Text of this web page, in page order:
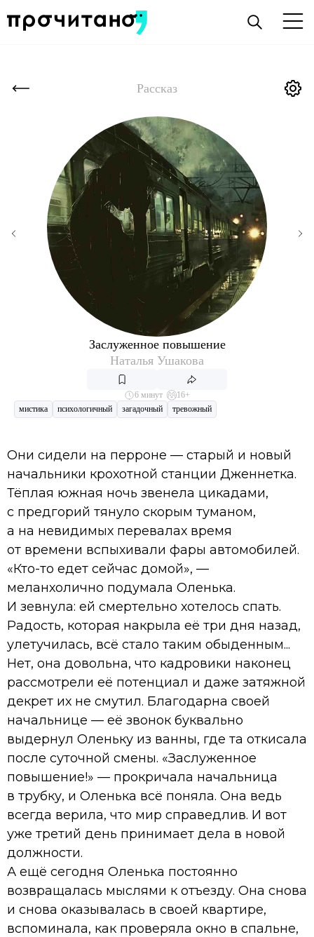
Рассказ
Заслуженное повышение
Наталья Ушакова
6 минут
16+
мистика
психологичный загадочный тревожный
Они сидели на перроне — старый и новый
начальники крохотной станции Дженнетка.
Тёплая южная ночь звенела цикадами,
с предгорий тянуло скорым туманом,
а на невидимых перевалах время
от времени вспыхивали фары автомобилей.
«Кто-то едет сейчас домой», —
меланхолично подумала Оленька.
И зевнула: ей смертельно хотелось спать.
Радость, которая накрыла её три дня назад,
улетучилась, всё стало таким обыденным...
Нет, она довольна, что кадровики наконец
рассмотрели её потенциал и даже затяжной
декрет их не смутил. Благодарна своей
начальнице — её звонок буквально
выдернул Оленьку из ванны, где та откисала
после суточной смены. «Заслуженное
повышение!» — прокричала начальница
в трубку, и Оленька всё поняла. Она ведь
всегда верила, что мир справедлив. И вот
уже третий день принимает дела в новой
должности.
А ещё сегодня Оленька постоянно
возвращалась мыслями к отъезду. Она снова
и снова оказывалась в своей квартире,
вспоминала, как проверяла окно в спальне,